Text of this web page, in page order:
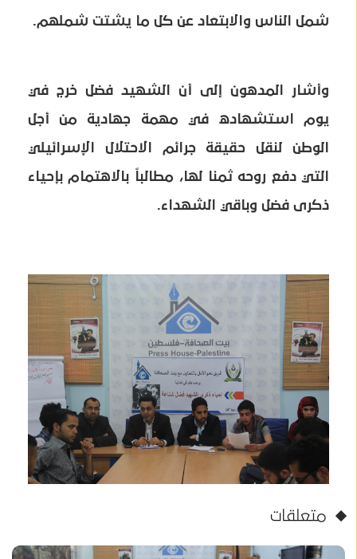
شمل الناس والابتعاد عن كل ما يشتت شملهم.
وأشار المدهون إلى أن الشهيد فضل خرج في
يوم استشهاده في مهمة جهادية من أجل
الوطن لنقل حقيقة جرائم الاحتلال الإسرائيلي
التي دفع روحه ثمنا لها، مطالباً بالاهتمام بإحياء
ذكرى فضل وباقي الشهداء.
متعلقات